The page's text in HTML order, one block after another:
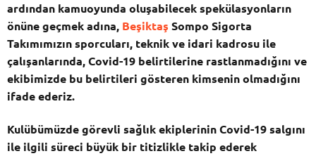
ardından kamuoyunda oluşabilecek spekülasyonların
önüne geçmek adına, Beşiktaş Sompo Sigorta
Takımımızın sporcuları, teknik ve idari kadrosu ile
çalışanlarında, Covid-19 belirtilerine rastlanmadığını ve
ekibimizde bu belirtileri gösteren kimsenin olmadığını
ifade ederiz.
Kulübümüzde görevli sağlık ekiplerinin Covid-19 salgını
ile ilgili süreci büyük bir titizlikle takip ederek